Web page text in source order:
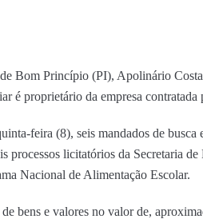
Bom Princípio (PI), Apolinário
é proprietário da empresa
feira (8), seis mandados de
licitatórios da Secretaria
Nacional de Alimentação Escolar.
bens e valores no valor de,